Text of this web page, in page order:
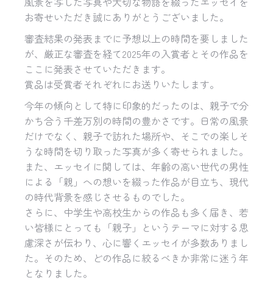
お寄せいただき誠にありがとうございました。
審査結果の発表までに予想以上の時間を要しました
が、 厳正な審査を経て2025年の入賞者とその作品を
ここに発表さ せていただきます。
賞品は受賞者それぞれにお送りいたします。
今年の傾向として特に印象的だったのは、 親子で分
かち合う千差万別の時間の豊かさです。 日常の風景
だけでなく、親子で訪れた場所や、 そこでの楽しそ
うな時間を切り取った写真が多く寄せられました。
また、エッセイに関しては、年齢の高い世代の男性
による「親」 への想いを綴った作品が目立ち、 現代
の時代背景を感じさせるものでした。
さらに、中学生や高校生からの作品も多く届き、 若
い皆様にとっても「親子」 というテーマに対する思
慮深さが伝わり、 心に響くエッセイが多数ありまし
た。そのため、
どの作品に絞るべきか非常に迷う年
となりました。